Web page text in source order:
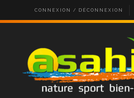
CONNEXION / DÉCONNEXION